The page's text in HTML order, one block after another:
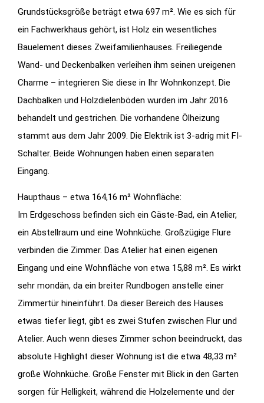
Grundstücksgröße beträgt etwa 697 m². Wie es sich für
ein Fachwerkhaus gehört, ist Holz ein wesentliches
Bauelement dieses Zweifamilienhauses. Freiliegende
Wand- und Deckenbalken verleihen ihm seinen ureigenen
Charme – integrieren Sie diese in Ihr Wohnkonzept. Die
Dachbalken und Holzdielenböden wurden im Jahr 2016
behandelt und gestrichen. Die vorhandene Ölheizung
stammt aus dem Jahr 2009. Die Elektrik ist 3-adrig mit FI-
Schalter. Beide Wohnungen haben einen separaten
Eingang.
Haupthaus – etwa 164,16 m² Wohnfläche:
Im Erdgeschoss befinden sich ein Gäste-Bad, ein Atelier,
ein Abstellraum und eine Wohnküche. Großzügige Flure
verbinden die Zimmer. Das Atelier hat einen eigenen
Eingang und eine Wohnfläche von etwa 15,88 m². Es wirkt
sehr mondän, da ein breiter Rundbogen anstelle einer
Zimmertür hineinführt. Da dieser Bereich des Hauses
etwas tiefer liegt, gibt es zwei Stufen zwischen Flur und
Atelier. Auch wenn dieses Zimmer schon beeindruckt, das
absolute Highlight dieser Wohnung ist die etwa 48,33 m²
große Wohnküche. Große Fenster mit Blick in den Garten
sorgen für Helligkeit, während die Holzelemente und der